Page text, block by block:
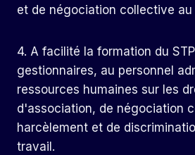
et de négociation collective au
4. A facilité la formation du
gestionnaires, au personnel
ressources humaines sur les
d'association, de négociation
harcèlement et de
travail.